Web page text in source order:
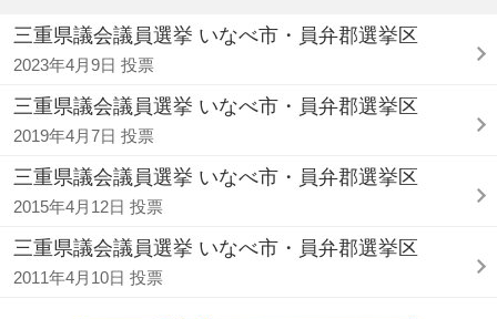
三重県議会議員選挙 いなべ市・員弁郡選挙区
2023年4月9日 投票
三重県議会議員選挙 いなべ市・員弁郡選挙区
2019年4月7日 投票
三重県議会議員選挙 いなべ市・員弁郡選挙区
2015年4月12日 投票
三重県議会議員選挙 いなべ市・員弁郡選挙区
2011年4月10日 投票